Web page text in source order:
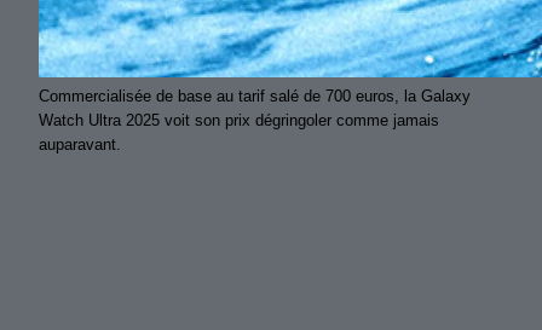
Commercialisée de base au tarif salé de 700 euros, la Galaxy
Watch Ultra 2025 voit son prix dégringoler comme jamais
auparavant.